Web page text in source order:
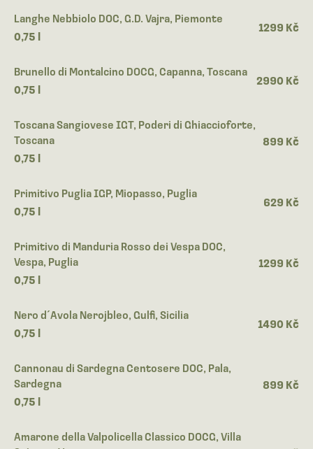
Langhe Nebbiolo DOC, G.D. Vajra, Piemonte
0,75 l
1299 Kč
Brunello di Montalcino DOCG, Capanna, Toscana
0,75 l
2990 Kč
Toscana Sangiovese IGT, Poderi di Ghiaccioforte,
Toscana
0,75 l
899 Kč
Primitivo Puglia IGP, Miopasso, Puglia
0,75 l
629 Kč
Primitivo di Manduria Rosso dei Vespa DOC,
Vespa, Puglia
0,75 l
1299 Kč
Nero d´Avola Nerojbleo, Gulfi, Sicilia
0,75 l
1490 Kč
Cannonau di Sardegna Centosere DOC, Pala,
Sardegna
0,75 l
899 Kč
Amarone della Valpolicella Classico DOCG, Villa